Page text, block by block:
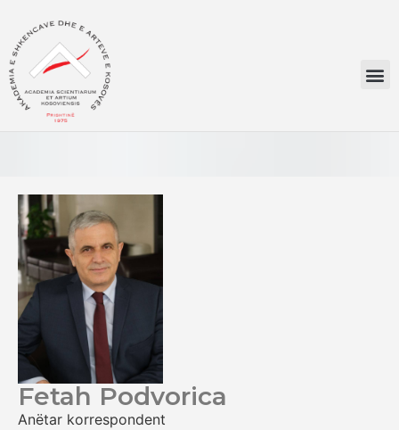
Fetah Podvorica
Anëtar korrespondent